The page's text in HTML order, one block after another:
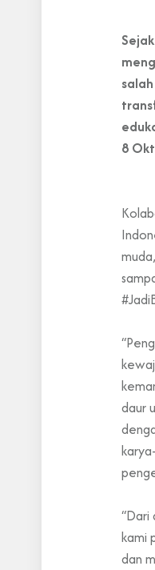
8
daur
kami
dan